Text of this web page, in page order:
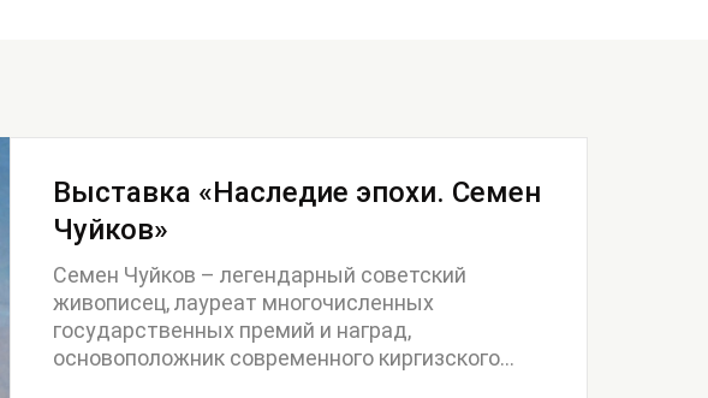
Выставка «Наследие эпохи. Семен
Чуйков»
Семен Чуйков – легендарный советский
живописец, лауреат многочисленных
государственных премий и наград,
основоположник современного киргизского...